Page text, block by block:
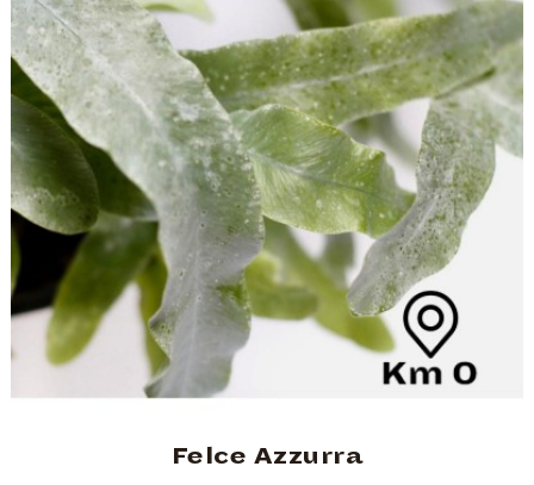
Felce Azzurra